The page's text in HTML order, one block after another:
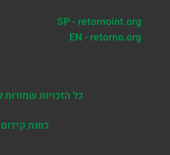
SP - retornoint.org
EN - retorno.org
כל הזכויות שמורות לרטורנו
כוונת קידום